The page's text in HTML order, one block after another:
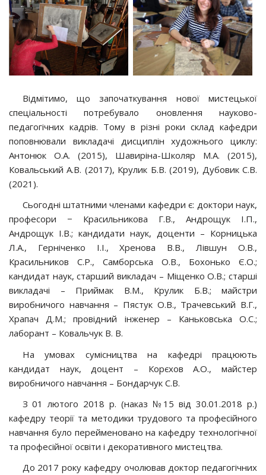
Відмітимо, що започаткування нової мистецької
спеціальності потребувало оновлення науково-
педагогічних кадрів. Тому в різні роки склад кафедри
поповнювали викладачі дисциплін художнього циклу:
Антонюк О.А. (2015), Шавиріна-Школяр М.А. (2015),
Ковальський А.В. (2017), Крулик Б.В. (2019), Дубовик С.В.
(2021).
Сьогодні штатними членами кафедри є: доктори наук,
професори − Красильникова Г.В., Андрощук І.П.,
Андрощук І.В.; кандидати наук, доценти – Корницька
Л.А., Герніченко І.І., Хренова В.В., Лівшун О.В.,
Красильников С.Р., Самборська О.В., Бохонько Є.О.;
кандидат наук, старший викладач – Міщенко О.В.; старші
викладачі – Приймак В.М., Крулик Б.В.; майстри
виробничого навчання – Пястук О.В., Трачевський В.Г.,
Храпач Д.М.; провідний інженер – Каньковська О.С.;
лаборант – Ковальчук В. В.
На умовах сумісництва на кафедрі працюють
кандидат наук, доцент – Корєхов А.О., майстер
виробничого навчання – Бондарчук С.В.
З 01 лютого 2018 р. (наказ №15 від 30.01.2018 р.)
кафедру теорії та методики трудового та професійного
навчання було перейменовано на кафедру технологічної
та професійної освіти і декоративного мистецтва.
До 2017 року кафедру очолював доктор педагогічних